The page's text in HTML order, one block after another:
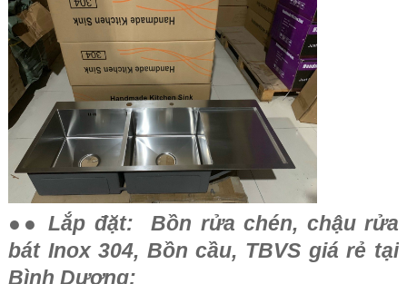
●● Lắp đặt: Bồn rửa chén, chậu rửa
bát Inox 304, Bồn cầu, TBVS giá rẻ tại
Bình Dương: